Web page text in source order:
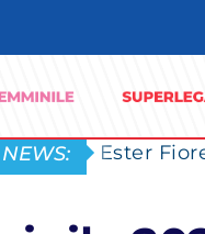
Ester